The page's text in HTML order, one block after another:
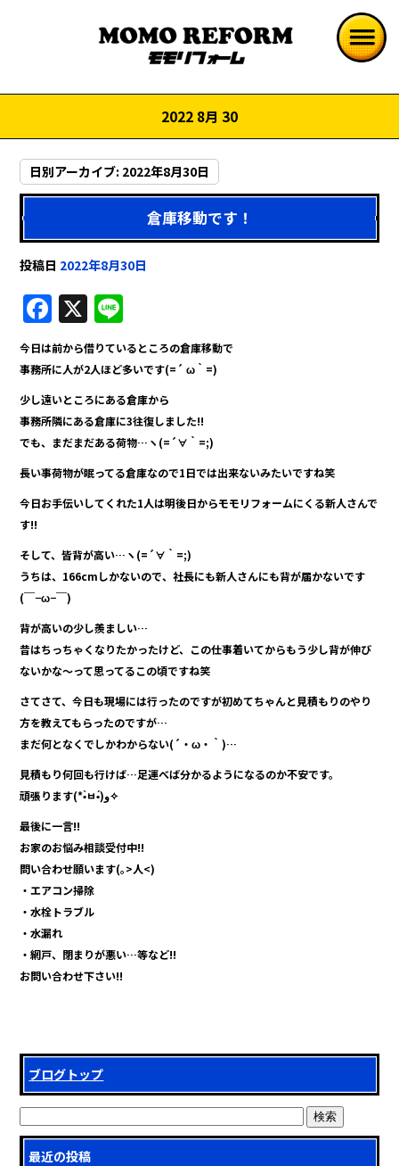
2022 8月 30
日別アーカイブ: 2022年8月30日
倉庫移動です！
投稿日 2022年8月30日
F
a
c
e
b
o
o
k
X
n
e
今日は前から借りているところの倉庫移動で
事務所に人が2人ほど多いです(=´ ω｀=)
少し遠いところにある倉庫から
事務所隣にある倉庫に3往復しました!!
でも、まだまだある荷物…ヽ(=´∀｀=;)
長い事荷物が眠ってる倉庫なので1日では出来ないみたいですね笑
今日お手伝いしてくれた1人は明後日からモモリフォームにくる新人さんで
す!!
そして、皆背が高い…ヽ(=´∀｀=;)
うちは、166cmしかないので、社長にも新人さんにも背が届かないです
(￣−ω−￣)
背が高いの少し羨ましい…
昔はちっちゃくなりたかったけど、この仕事着いてからもう少し背が伸び
ないかな〜って思ってるこの頃ですね笑
さてさて、今日も現場には行ったのですが初めてちゃんと見積もりのやり
方を教えてもらったのですが…
まだ何となくでしかわからない(´・ω・｀)…
見積もり何回も行けば…足運べば分かるようになるのか不安です。
頑張ります(*•̀ㅂ•́)و✧
最後に一言!!
お家のお悩み相談受付中!!
問い合わせ願います(｡>人<)
・エアコン掃除
・水栓トラブル
・水漏れ
・網戸、閉まりが悪い…等など!!
お問い合わせ下さい!!
ブログトップ
最近の投稿